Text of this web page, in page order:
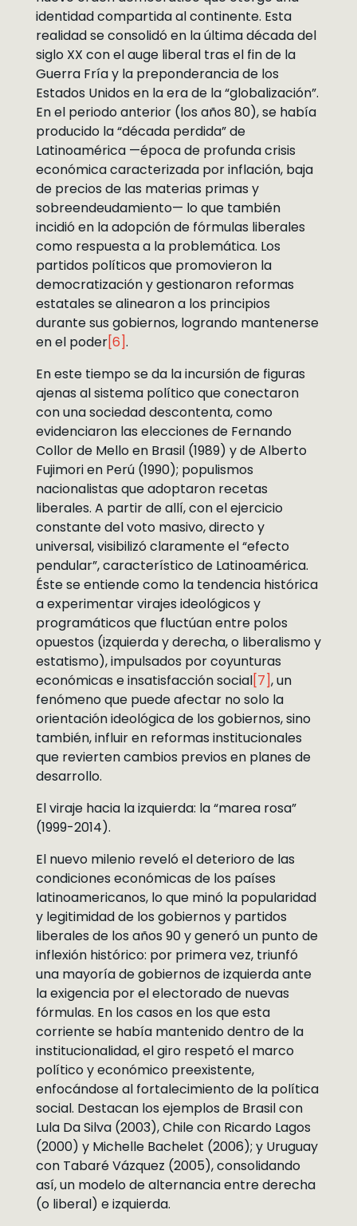
identidad compartida al continente. Esta
realidad se consolidó en la última década del
siglo XX con el auge liberal tras el fin de la
Guerra Fría y la preponderancia de los
Estados Unidos en la era de la “globalización”.
En el periodo anterior (los años 80), se había
producido la “década perdida” de
Latinoamérica —época de profunda crisis
económica caracterizada por inflación, baja
de precios de las materias primas y
sobreendeudamiento— lo que también
incidió en la adopción de fórmulas liberales
como respuesta a la problemática. Los
partidos políticos que promovieron la
democratización y gestionaron reformas
estatales se alinearon a los principios
durante sus gobiernos, logrando mantenerse
en el poder[6].
En este tiempo se da la incursión de figuras
ajenas al sistema político que conectaron
con una sociedad descontenta, como
evidenciaron las elecciones de Fernando
Collor de Mello en Brasil (1989) y de Alberto
Fujimori en Perú (1990); populismos
nacionalistas que adoptaron recetas
liberales. A partir de allí, con el ejercicio
constante del voto masivo, directo y
universal, visibilizó claramente el “efecto
pendular”, característico de Latinoamérica.
Éste se entiende como la tendencia histórica
a experimentar virajes ideológicos y
programáticos que fluctúan entre polos
opuestos (izquierda y derecha, o liberalismo y
estatismo), impulsados por coyunturas
económicas e insatisfacción social[7], un
fenómeno que puede afectar no solo la
orientación ideológica de los gobiernos, sino
también, influir en reformas institucionales
que revierten cambios previos en planes de
desarrollo.
El viraje hacia la izquierda: la “marea rosa”
(1999-2014).
El nuevo milenio reveló el deterioro de las
condiciones económicas de los países
latinoamericanos, lo que minó la popularidad
y legitimidad de los gobiernos y partidos
liberales de los años 90 y generó un punto de
inflexión histórico: por primera vez, triunfó
una mayoría de gobiernos de izquierda ante
la exigencia por el electorado de nuevas
fórmulas. En los casos en los que esta
corriente se había mantenido dentro de la
institucionalidad, el giro respetó el marco
político y económico preexistente,
enfocándose al fortalecimiento de la política
social. Destacan los ejemplos de Brasil con
Lula Da Silva (2003), Chile con Ricardo Lagos
(2000) y Michelle Bachelet (2006); y Uruguay
con Tabaré Vázquez (2005), consolidando
así, un modelo de alternancia entre derecha
(o liberal) e izquierda.